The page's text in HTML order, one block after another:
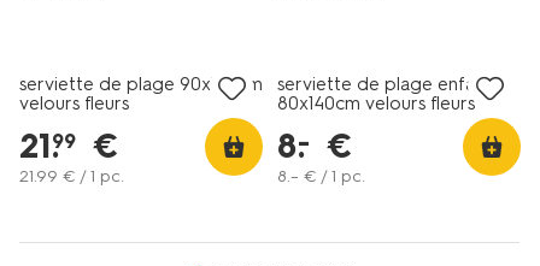
serviette de plage 90x180cm
velours fleurs
21.
99 €
21.99 € / 1 pc.
serviette de plage enfant
80x140cm velours fleurs
8.
– €
8.– € / 1 pc.